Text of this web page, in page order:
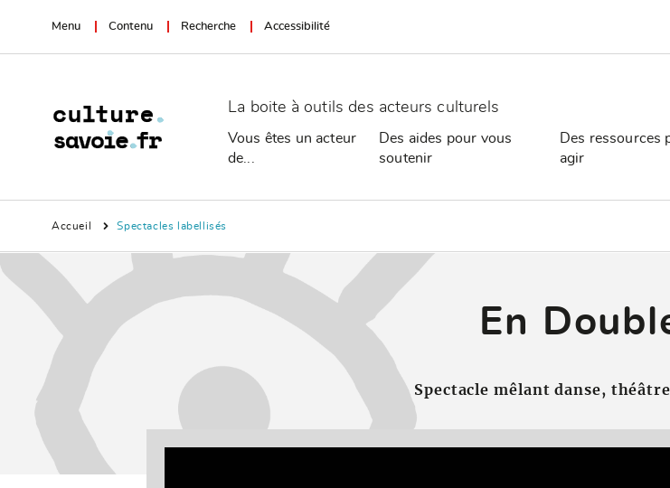
Menu Contenu Recherche Accessibilité
La boite à outils des acteurs culturels
Vous êtes un acteur
de...
Des aides pour vous
soutenir
Des ressources
agir
Accueil Spectacles labellisés
En
Spectacle mêlant danse,